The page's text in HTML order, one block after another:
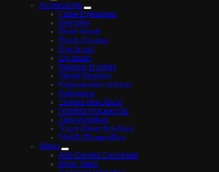
Accessories
False Eyelashes
Blenders
Blush brush
Brush Cleaner
Eye brush
Lip brush
Makeup brushes
Velvet Brushes
Καθρεφτάκια τσάντας
Καθρέφτες
Ξύστρα Μολυβιών
Πετσέτα Ντεμακιγιάζ
Σφουγγαράκια
Τσιμπιδάκια Φρυδιών
Ψαλίδι Βλεφαρίδων
Μάτια
Anti-Cernes Concealer
Brow Tatoo